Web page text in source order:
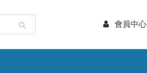
會員中心